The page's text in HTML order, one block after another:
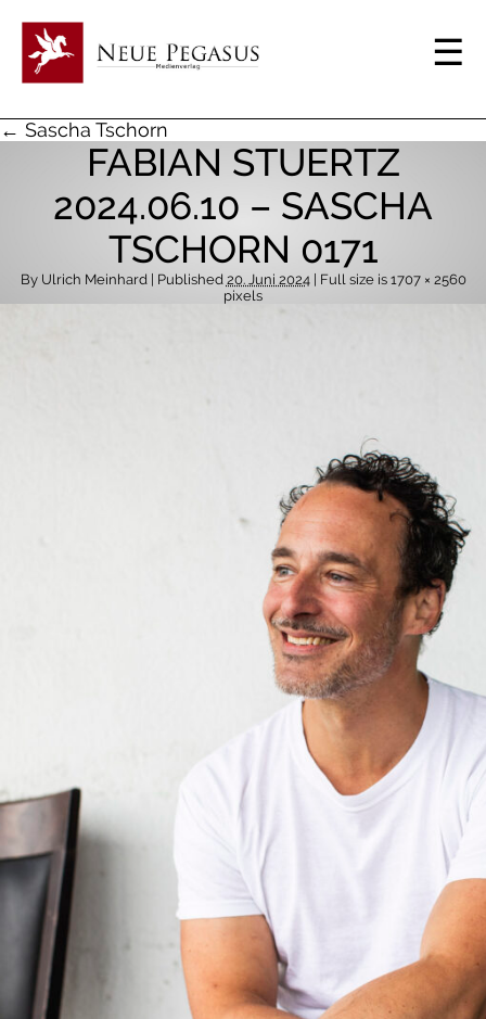
← Sascha Tschorn
FABIAN STUERTZ
2024.06.10 – SASCHA
TSCHORN 0171
By Ulrich Meinhard| Published 20. Juni 2024| Full size is 1707 × 2560
pixels